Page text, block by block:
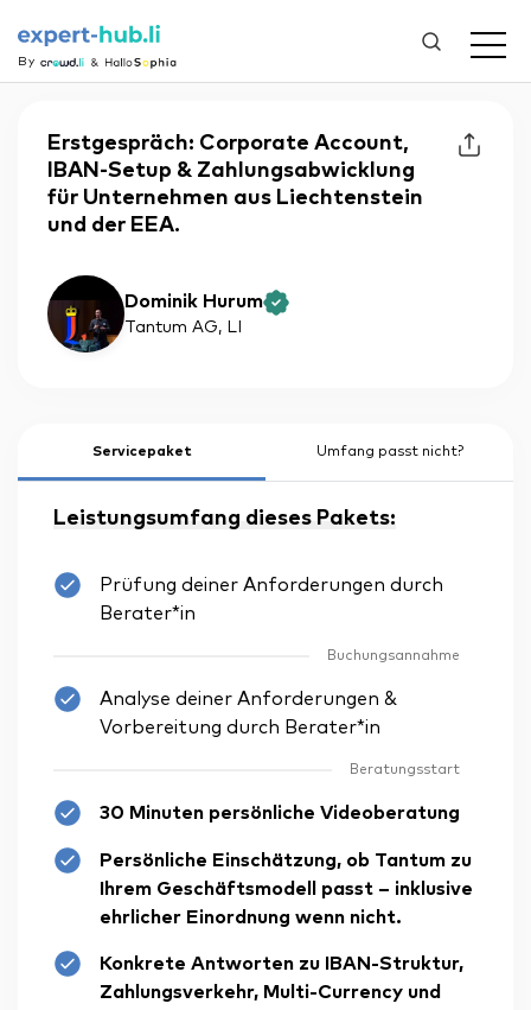
By
Erstgespräch: Corporate Account,
IBAN-Setup & Zahlungsabwicklung
für Unternehmen aus Liechtenstein
und der EEA.
Dominik Hurum
Tantum AG, LI
Servicepaket Umfang passt nicht?
Leistungsumfang dieses Pakets:
Prüfung deiner Anforderungen durch
Berater*in
Buchungsannahme
Analyse deiner Anforderungen &
Vorbereitung durch Berater*in
Beratungsstart
30 Minuten persönliche Videoberatung
Persönliche Einschätzung, ob Tantum zu
Ihrem Geschäftsmodell passt – inklusive
ehrlicher Einordnung wenn nicht.
Konkrete Antworten zu IBAN-Struktur,
Zahlungsverkehr, Multi-Currency und